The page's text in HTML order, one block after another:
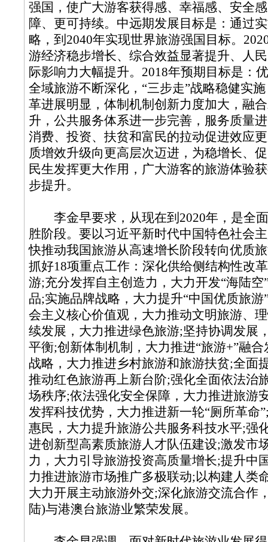
强国，使广大游客获得感、幸福感、安全
障、更可持续。中远期发展目标是：通过
略，到2040年实现世界旅游强国目标。
游经济稳步增长、综合效益显著提升、人
际影响力大幅提升。2018年预期目标是：
全域旅游不断深化，“三步走”战略稳健实
革进展明显，体制机制创新力度加大，融
升，公共服务体系进一步完善，服务质量
消费、投资、扶贫和富民的拉动促进效应
质增效升级向更高层次迈进，为稳增长、
民生发挥更大作用，广大游客的旅游体验
步提升。
李金早要求，从现在到2020年，是全面
胜阶段。要以习近平新时代中国特色社会
快推动我国旅游从高速增长阶段转向优质
抓好18项重点工作：深化供给侧结构性改
游;充分发挥自主创造力，大力开发“海陆空
品;实施品牌战略，大力提升“中国优质旅游
会主义核心价值观，大力推动文明旅游、
续发展，大力推进绿色旅游;坚持协调发展
平衡;创新体制机制，大力推进“旅游+”融
战略，大力推进乡村旅游和旅游扶贫;全面
推动红色旅游再上新台阶;强化全面依法治
场秩序;依法强化安全保障，大力推进旅游
发挥科技优势，大力推进新一轮“厕所革命
惠民，大力提升旅游公共服务科技水平;强
进创新型高素质旅游人才队伍建设;激发市
力，大力引导旅游投资高质量增长;提升中
力推进旅游市场推广多极联动;以构建人类
大力开展主动旅游外交;深化旅游交流合作
陆)与港澳台旅游业繁荣发展。